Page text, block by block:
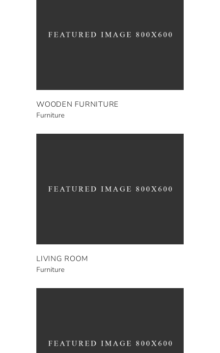
WOODEN FURNITURE
Furniture
LIVING ROOM
Furniture